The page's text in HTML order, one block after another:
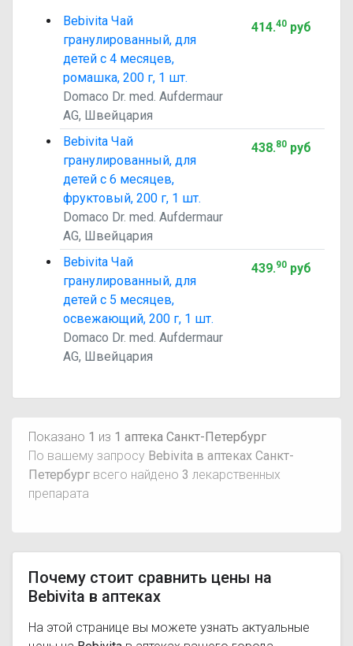
Bebivita Чай
гранулированный, для
детей с 4 месяцев,
ромашка, 200 г, 1 шт.
Domaco Dr. med. Aufdermaur
AG, Швейцария
414.40руб
Bebivita Чай
гранулированный, для
детей с 6 месяцев,
фруктовый, 200 г, 1 шт.
Domaco Dr. med. Aufdermaur
AG, Швейцария
438.80руб
Bebivita Чай
гранулированный, для
детей с 5 месяцев,
освежающий, 200 г, 1 шт.
Domaco Dr. med. Aufdermaur
AG, Швейцария
439.90руб
Показано 1 из 1 аптека Санкт-Петербург
По вашему запросу Bebivita в аптеках Санкт-
Петербург всего найдено 3 лекарственных
препарата
Почему стоит сравнить цены на
Bebivita в аптеках
На этой странице вы можете узнать актуальные